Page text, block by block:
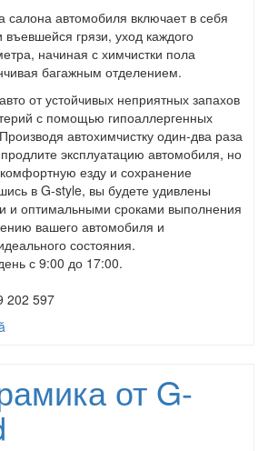
салона автомобиля включает в себя
въевшейся грязи, уход каждого
начиная с химчистки пола
багажным отделением.
от устойчивых неприятных запахов
с помощью гипоаллергенных
автохимчистку один-два раза
эксплуатацию автомобиля, но
езду и сохранение
в G-style, вы будете удивлены
и оптимальными сроками выполнения
вашего автомобиля и
состояния.
с 9:00 до 17:00.
202 597
от G-